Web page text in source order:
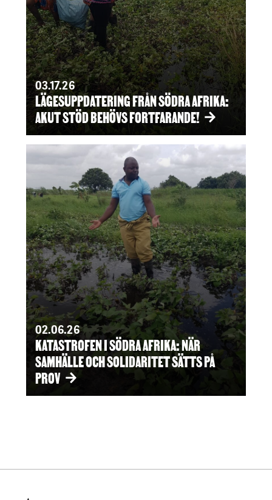
03.17.26
LÄGESUPPDATERING FRÅN SÖDRA AFRIKA:
AKUT STÖD BEHÖVS FORTFARANDE!
02.06.26
KATASTROFEN I SÖDRA AFRIKA: NÄR
SAMHÄLLE OCH SOLIDARITET SÄTTS PÅ
PROV